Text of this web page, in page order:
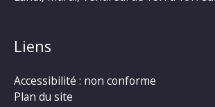
Liens
Accessibilité : non conforme
Plan du site